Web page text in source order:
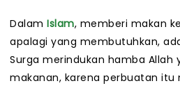
Dalam Islam, memberi makan
apalagi yang membutuhkan,
Surga merindukan hamba Allah
makanan, karena perbuatan itu